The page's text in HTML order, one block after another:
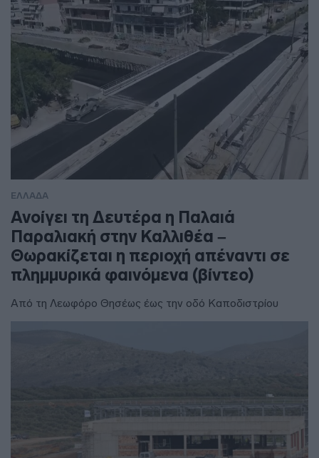
ΕΛΛΑΔΑ
Ανοίγει τη Δευτέρα η Παλαιά
Παραλιακή στην Καλλιθέα –
Θωρακίζεται η περιοχή απέναντι σε
πλημμυρικά φαινόμενα (βίντεο)
Από τη Λεωφόρο Θησέως έως την οδό Καποδιστρίου